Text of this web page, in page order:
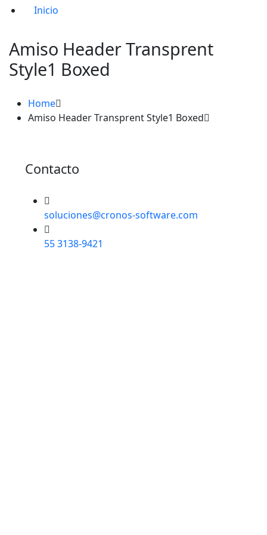
Inicio
Amiso Header Transprent
Style1 Boxed
Home
Amiso Header Transprent Style1 Boxed
Contacto
soluciones@cronos-software.com
55 3138-9421